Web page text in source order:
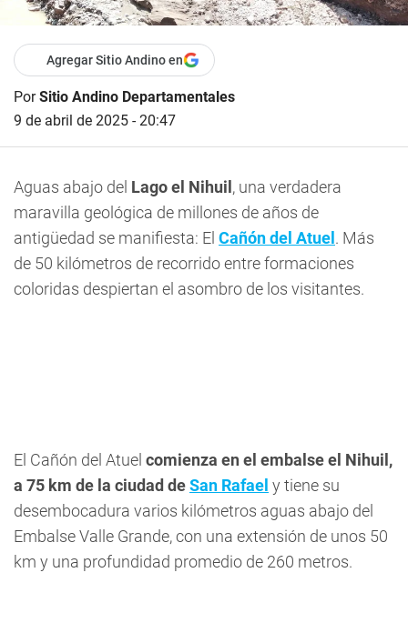
Agregar Sitio Andino en
PorSitio Andino Departamentales
9 de abril de 2025 - 20:47
Aguas abajo del Lago el Nihuil, una verdadera
maravilla geológica de millones de años de
antigüedad se manifiesta: El Cañón del Atuel. Más
de 50 kilómetros de recorrido entre formaciones
coloridas despiertan el asombro de los visitantes.
El Cañón del Atuel comienza en el embalse el Nihuil,
a 75 km de la ciudad deSan Rafael y tiene su
desembocadura varios kilómetros aguas abajo del
Embalse Valle Grande, con una extensión de unos 50
km y una profundidad promedio de 260 metros.